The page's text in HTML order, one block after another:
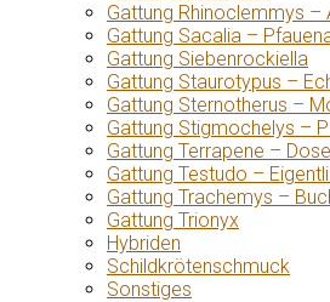
Gattung Rhinoclemmys –
Gattung Sacalia –
Gattung Siebenrockiella
Gattung Staurotypus –
Gattung Sternotherus –
Gattung Stigmochelys –
Gattung Terrapene –
Gattung Testudo –
Gattung Trachemys –
Gattung Trionyx
Hybriden
Schildkrötenschmuck
Sonstiges